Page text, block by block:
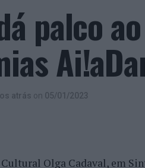
palco
atrás on 05/01/2023
Olga Cadaval, em